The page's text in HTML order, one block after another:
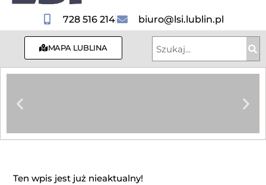
728 516 214 biuro@lsi.lublin.pl
MAPA LUBLINA
Ten wpis jest już nieaktualny!